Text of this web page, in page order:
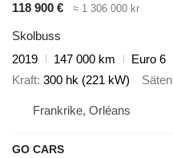
118 900 €
≈ 1 306 000 kr
Skolbuss
2019
147 000 km
Euro 6
Kraft 300 hk (221 kW) Säten
Frankrike, Orléans
GO CARS